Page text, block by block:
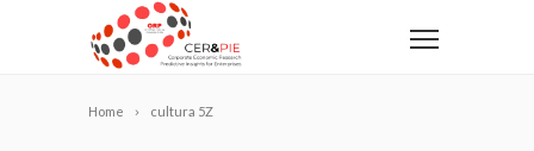
Home cultura 5Z